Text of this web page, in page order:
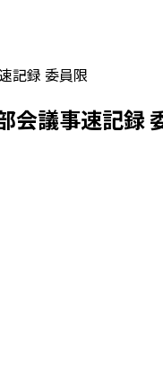
記録 委員限
会議事速記録